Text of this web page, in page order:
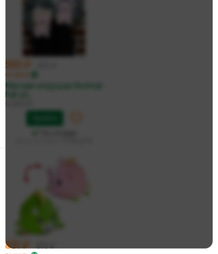
565 ₽
по карте
Мягкая игрушка 'Animal
hat pi...
831 ₽ 875 ₽